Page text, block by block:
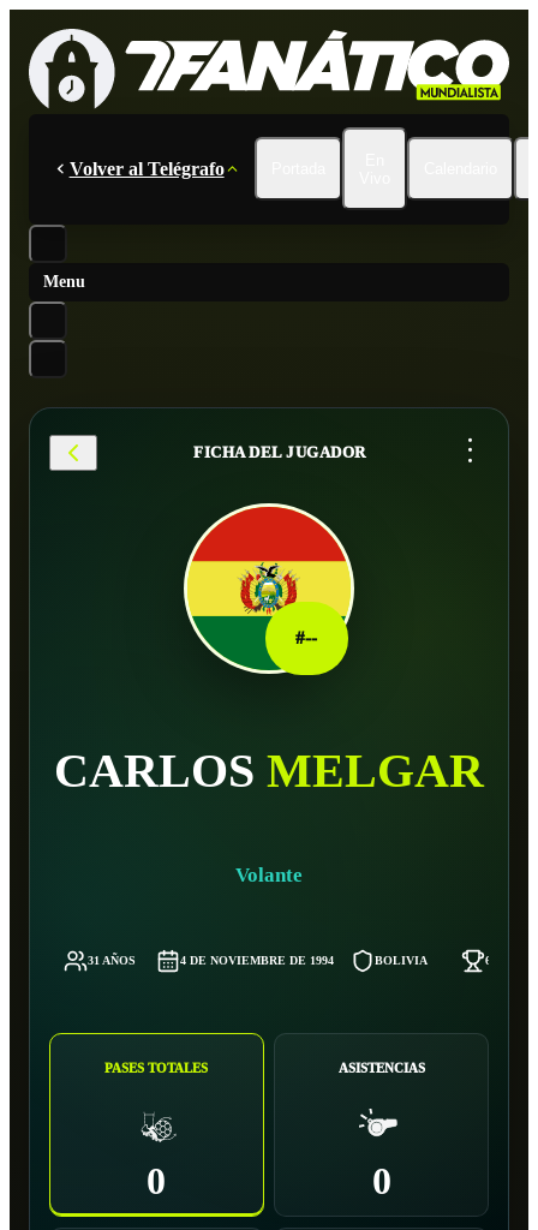
Volver al Telégrafo
Menu
FICHA DEL JUGADOR ...
#--
CARLOS MELGAR
Volante
31 AÑOS 4 DE NOVIEMBRE DE 1994 BOLIVIA 69 KG
PASES TOTALES
0
ASISTENCIAS
0